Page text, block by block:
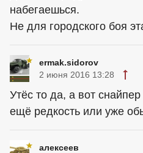
набегаешься.
Не для городского боя
ermak.sidorov
2 июня 2016 13:28
Утёс то да, а вот
ещё редкость или уже
алексеев